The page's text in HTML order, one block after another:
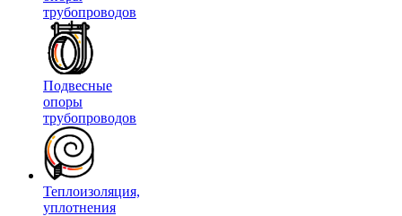
трубопроводов
Подвесные
опоры
трубопроводов
Теплоизоляция,
уплотнения